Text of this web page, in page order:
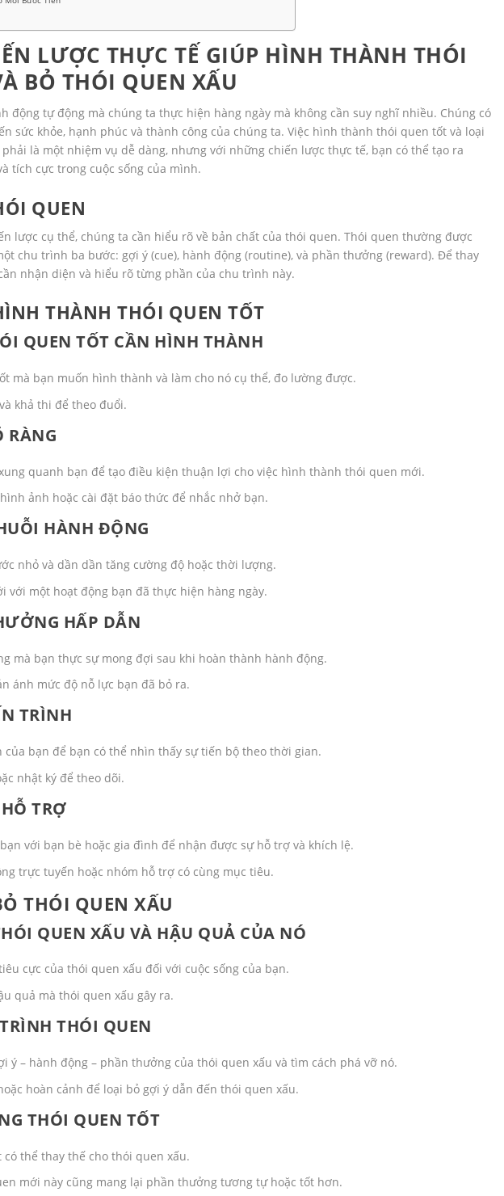
LƯỢC THỰC TẾ GIÚP HÌNH THÀNH THÓI
BỎ THÓI QUEN XẤU
động tự động mà chúng ta thực hiện hàng ngày mà không cần suy nghĩ nhiều. Chúng có
sức khỏe, hạnh phúc và thành công của chúng ta. Việc hình thành thói quen tốt và loại
là một nhiệm vụ dễ dàng, nhưng với những chiến lược thực tế, bạn có thể tạo ra
tích cực trong cuộc sống của mình.
QUEN
lược cụ thể, chúng ta cần hiểu rõ về bản chất của thói quen. Thói quen thường được
chu trình ba bước: gợi ý (cue), hành động (routine), và phần thưởng (reward). Để thay
nhận diện và hiểu rõ từng phần của chu trình này.
THÀNH THÓI QUEN TỐT
QUEN TỐT CẦN HÌNH THÀNH
mà bạn muốn hình thành và làm cho nó cụ thể, đo lường được.
khả thi để theo đuổi.
RÀNG
quanh bạn để tạo điều kiện thuận lợi cho việc hình thành thói quen mới.
ảnh hoặc cài đặt báo thức để nhắc nhở bạn.
HÀNH ĐỘNG
nhỏ và dần dần tăng cường độ hoặc thời lượng.
với một hoạt động bạn đã thực hiện hàng ngày.
HẤP DẪN
mà bạn thực sự mong đợi sau khi hoàn thành hành động.
ánh mức độ nỗ lực bạn đã bỏ ra.
TRÌNH
bạn để bạn có thể nhìn thấy sự tiến bộ theo thời gian.
nhật ký để theo dõi.
TRỢ
với bạn bè hoặc gia đình để nhận được sự hỗ trợ và khích lệ.
trực tuyến hoặc nhóm hỗ trợ có cùng mục tiêu.
THÓI QUEN XẤU
QUEN XẤU VÀ HẬU QUẢ CỦA NÓ
cực của thói quen xấu đối với cuộc sống của bạn.
quả mà thói quen xấu gây ra.
THÓI QUEN
ý – hành động – phần thưởng của thói quen xấu và tìm cách phá vỡ nó.
hoàn cảnh để loại bỏ gợi ý dẫn đến thói quen xấu.
THÓI QUEN TỐT
thể thay thế cho thói quen xấu.
mới này cũng mang lại phần thưởng tương tự hoặc tốt hơn.